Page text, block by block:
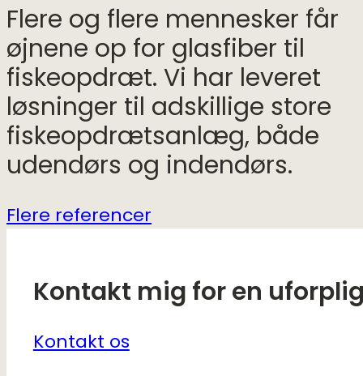
Flere og flere mennesker får
øjnene op for glasfiber til
fiskeopdræt. Vi har leveret
løsninger til adskillige store
fiskeopdrætsanlæg, både
udendørs og indendørs.
Flere referencer
Kontakt mig for en
Kontakt os